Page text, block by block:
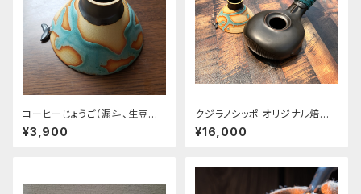
コーヒーじょうご（漏斗、生豆流
し）くじらのしっぽ付き
¥3,900
クジラノシッポ オリジナル焙煎
器+クジラノシッポ漏斗セット
¥16,000